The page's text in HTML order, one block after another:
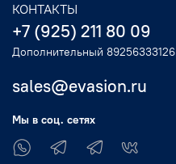
КОНТАКТЫ
+7 (925) 211 80 09
Дополнительный 89256333126
sales@evasion.ru
Мы в соц. сетях